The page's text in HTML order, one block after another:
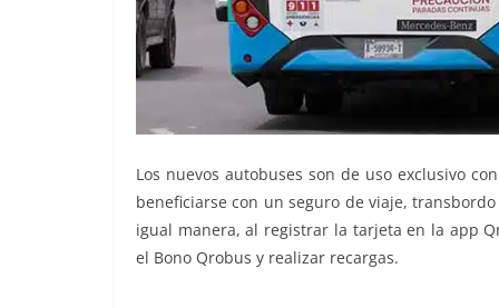
Los nuevos autobuses son de uso exclusivo
beneficiarse con un seguro de viaje,
igual manera, al registrar la tarjeta en la app
el Bono Qrobus y realizar recargas.